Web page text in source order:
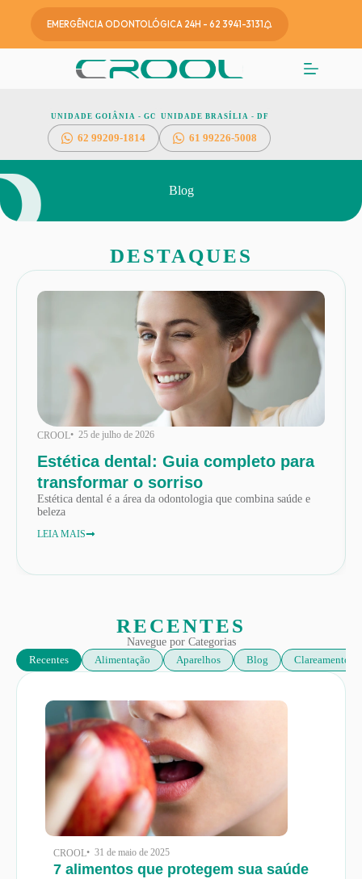
EMERGÊNCIA ODONTOLÓGICA 24H - 62 3941-3131
UNIDADE GOIÂNIA - GO
6299209-1814
UNIDADE BRASÍLIA - DF
61 99226-5008
Blog
DESTAQUES
CROOL• 25 de julho de 2026
Estética dental: Guia completo para
transformar o sorriso
Estética dental é a área da odontologia que combina saúde e
beleza
LEIA MAIS
RECENTES
Navegue por Categorias
Alimentação
Aparelhos Blog Clareamento
Recentes
CROOL• 31 de maio de 2025
7 alimentos que protegem sua saúde